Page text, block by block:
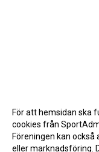
För att hemsidan ska
cookies från
Föreningen kan
eller marknadsföring.